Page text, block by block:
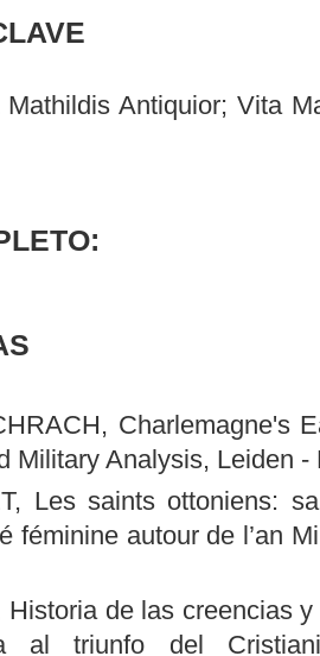
Antiquior; Vita
Charlemagne's
Military Analysis, Leiden
Les saints ottoniens:
féminine autour de l’an
Historia de las creencias
al triunfo del